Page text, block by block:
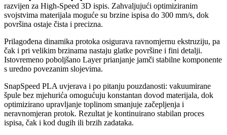
razvijen za High-Speed 3D ispis. Zahvaljujući optimiziranim
svojstvima materijala moguće su brzine ispisa do 300 mm/s, dok
površina ostaje čista i precizna.
Prilagođena dinamika protoka osigurava ravnomjernu ekstruziju, pa
čak i pri velikim brzinama nastaju glatke površine i fini detalji.
Istovremeno poboljšano Layer prianjanje jamči stabilne komponente
s uredno povezanim slojevima.
SnapSpeed PLA uvjerava i po pitanju pouzdanosti: vakuumirane
špule bez mjehurića omogućuju konstantan dovod materijala, dok
optimizirano upravljanje toplinom smanjuje začepljenja i
neravnomjeran protok. Rezultat je kontinuirano stabilan proces
ispisa, čak i kod dugih ili brzih zadataka.